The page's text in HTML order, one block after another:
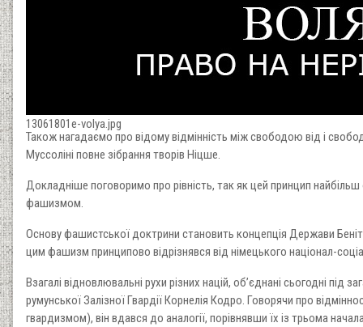
13061801e-volya.jpg
Також нагадаємо про відому відмінність між свободою від і
Муссоліні повне зібрання творів Ніцше.
Докладніше поговоримо про рівність, так як цей принцип
фашизмом.
Основу фашистської доктрини становить концепція Держави
цим фашизм принципово відрізнявся від німецького націонал-
Взагалі відновлювальні рухи різних націй, об’єднані сьогодні
румунської Залізної Гвардії Корнелія Кодро. Говорячи про
гвардизмом), він вдався до аналогії, порівнявши їх із трьома